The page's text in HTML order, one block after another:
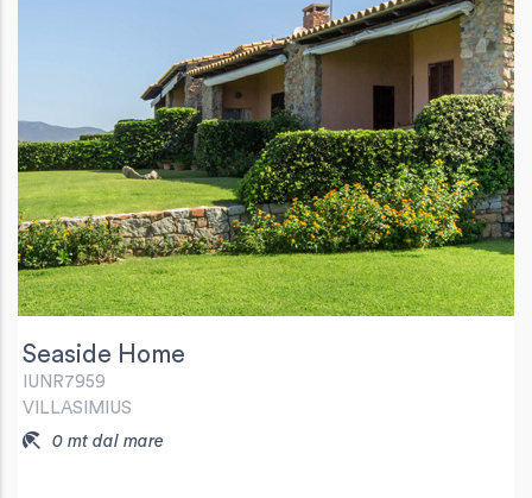
Seaside Home
IUNR7959
VILLASIMIUS
0 mt dal mare